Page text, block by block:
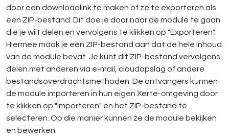
door een downloadlink te maken of ze te exporteren als
een ZIP-bestand. Dit doe je door naar de module te gaan
die je wilt delen en vervolgens te klikken op "Exporteren".
Hiermee maak je een ZIP-bestand aan dat de hele inhoud
van de module bevat. Je kunt dit ZIP-bestand vervolgens
delen met anderen via e-mail, cloudopslag of andere
bestandsoverdrachtsmethoden. De ontvangers kunnen
de module importeren in hun eigen Xerte-omgeving door
te klikken op "Importeren" en het ZIP-bestand te
selecteren. Op die manier kunnen ze de module bekijken
en bewerken.